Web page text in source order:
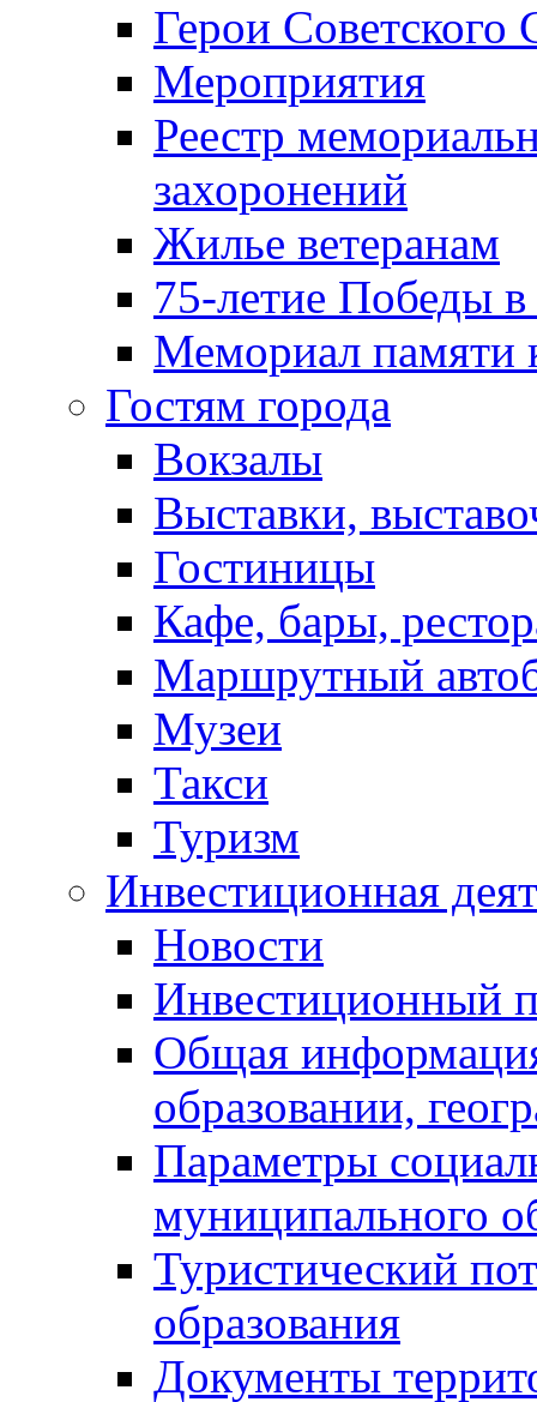
Герои Советского
Мероприятия
Реестр
захоронений
Жилье ветеранам
75-летие Победы
Мемориал памяти
Гостям города
Вокзалы
Выставки,
Гостиницы
Кафе, бары,
Маршрутный
Музеи
Такси
Туризм
Инвестиционная
Новости
Инвестиционный
Общая
образовании,
Параметры
муниципального
Туристический
образования
Документы